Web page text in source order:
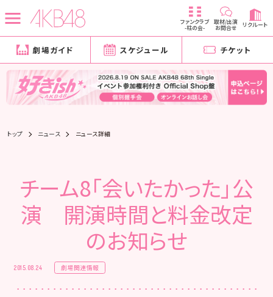
ファンクラブ
-柱の会-
取材/出演
お問合せ リクルート
劇場ガイド スケジュール チケット
トップ ニュース ニュース詳細
チーム8「会いたかった」公
演 開演時間と料金改定
のお知らせ
2015.08.24 劇場関連情報